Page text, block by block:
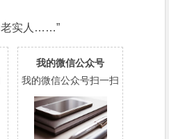
老实人……”
我的微信公众号
我的微信公众号扫一扫